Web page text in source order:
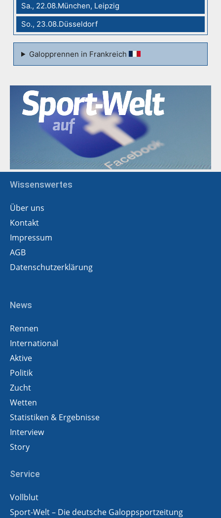
Sa., 22.08.München, Leipzig
So., 23.08.Düsseldorf
Galopprennen in Frankreich
Wissenswertes
Über uns
Kontakt
Impressum
AGB
Datenschutzerklärung
News
Rennen
International
Aktive
Politik
Zucht
Wetten
Statistiken & Ergebnisse
Interview
Story
Service
Vollblut
Sport-Welt – Die deutsche Galoppsportzeitung